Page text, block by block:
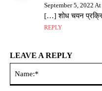
September 5, 2022
[…] शोध चयन
REPLY
LEAVE A REPLY